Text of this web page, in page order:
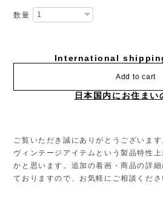
数量
International
Add to cart
日本国内にお住まい
ご覧いただき誠にありがとうございます
ヴィンテージアイテムという製品特性
かと思います。追加の着画・商品の詳
ておりますので、お気軽にご相談くださ